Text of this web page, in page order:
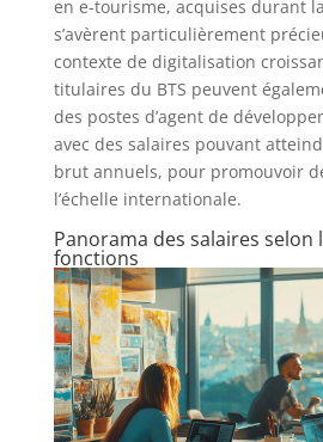
en e-tourisme, acquises durant
s’avèrent particulièrement
contexte de digitalisation
titulaires du BTS peuvent
des postes d’agent de
avec des salaires pouvant
brut annuels, pour promouvoir
l’échelle internationale.
Panorama des salaires selon
fonctions